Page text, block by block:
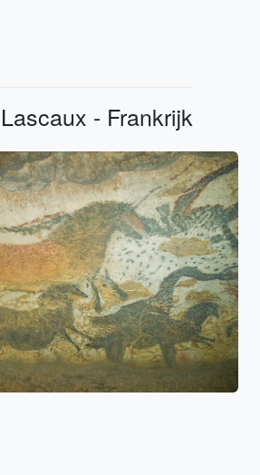
- Frankrijk